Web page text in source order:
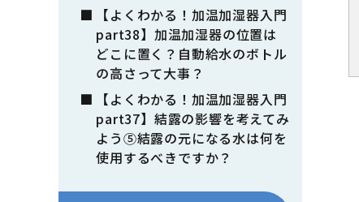
【よくわかる！加温加湿器入門
part38】加温加湿器の位置は
どこに置く？自動給水のボトル
の高さって大事？
【よくわかる！加温加湿器入門
part37】結露の影響を考えてみ
よう⑤結露の元になる水は何を
使用するべきですか？